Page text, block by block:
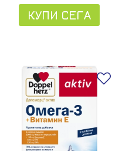
КУПИ СЕГА
Добави в любими